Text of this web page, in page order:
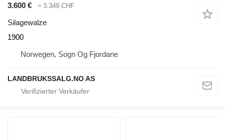
3.600 €
≈ 3.349 CHF
Silagewalze
1900
Norwegen, Sogn Og Fjordane
LANDBRUKSSALG.NO AS